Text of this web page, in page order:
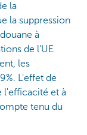
la
la suppression
à
de l'UE
les
L'effet de
l'efficacité et à
tenu du